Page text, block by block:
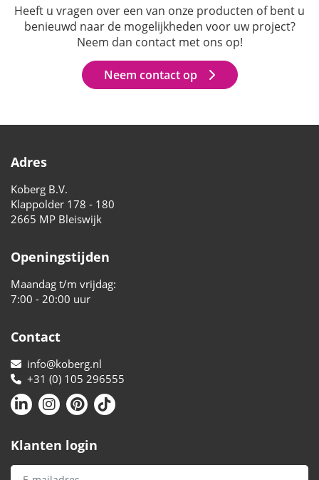
Heeft u vragen over een van onze producten of bent u
benieuwd naar de mogelijkheden voor uw project?
Neem dan contact met ons op!
Neem contact op
Adres
Koberg B.V.
Klappolder 178 - 180
2665 MP Bleiswijk
Openingstijden
Maandag t/m vrijdag:
7:00 - 20:00 uur
Contact
info@koberg.nl
+31 (0) 105 296555
Klanten login